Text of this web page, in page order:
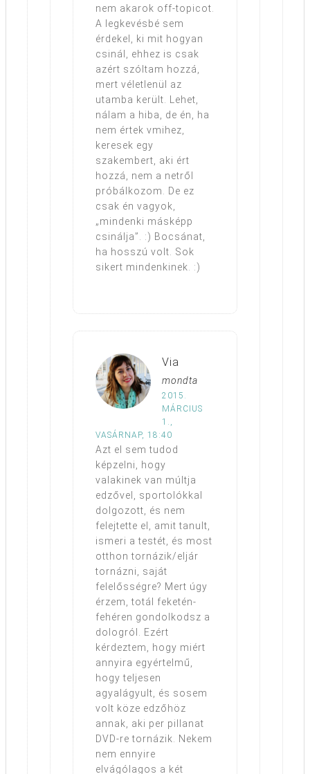
nem akarok off-topicot.
A legkevésbé sem
érdekel, ki mit hogyan
csinál, ehhez is csak
azért szóltam hozzá,
mert véletlenül az
utamba került. Lehet,
nálam a hiba, de én, ha
nem értek vmihez,
keresek egy
szakembert, aki ért
hozzá, nem a netről
próbálkozom. De ez
csak én vagyok,
„mindenki másképp
csinálja”. :) Bocsánat,
ha hosszú volt. Sok
sikert mindenkinek. :)
Via
mondta
2015.
MÁRCIUS
1.,
VASÁRNAP, 18:40
Azt el sem tudod
képzelni, hogy
valakinek van múltja
edzővel, sportolókkal
dolgozott, és nem
felejtette el, amit tanult,
ismeri a testét, és most
otthon tornázik/eljár
tornázni, saját
felelősségre? Mert úgy
érzem, totál feketén-
fehéren gondolkodsz a
dologról. Ezért
kérdeztem, hogy miért
annyira egyértelmű,
hogy teljesen
agyalágyult, és sosem
volt köze edzőhöz
annak, aki per pillanat
DVD-re tornázik. Nekem
nem ennyire
elvágólagos a két